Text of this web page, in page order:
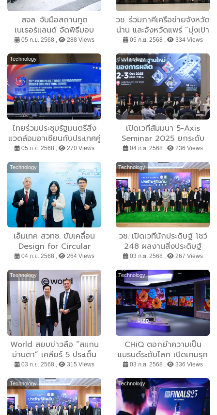
สจล. จับมือสถานทูต
เนเธอร์แลนด์ จัดพิธีมอบ
“น้องวัว” สัญลักษณ์แห่ง
ด้านเกษตร นวัตกรรม และ
ความยั่งยืนในอนาคต
05 ก.ย. 2568 , 288 Views
วช. ร่วมภาคีเครือข่ายจังหวัด
น่าน และจังหวัดแพร่ “มุ่งเป้า
อนาคตประเทศไทยเพื่อ
ด้วยวิจัยและนวัตกรรม
05 ก.ย. 2568 , 334 Views
Technology
ไทยร่วมประชุมรัฐมนตรีสิ่ง
แวดล้อมอาเซียนกับประเทศคู่
เจรจา ย้ำความร่วมมือแก้
climate change
05 ก.ย. 2568 , 270 Views
Technology
เปิดเวทีสัมมนา 5-Axis
Seminar 2025 ยกระดับ
มาตรฐานการผลิตชิ้นส่วน
ชิ้นส่วนเร่งปรับตัวรับการ
ผลิตป้อนอุตสาหกรรม
อนาคต ด้านภาครัฐร่วมอัด
มาตรการภาษีหนุนลงทุน
เทคโนโลยี-เครื่องจักร
อัตโนมัติ
04 ก.ย. 2568 , 236 Views
Technology
เอ็มเทค สวทช. ขับเคลื่อน
Design for Circular
Economy “คิดก่อนทำ” สู่
โมเดลธุรกิจยั่งยืน
04 ก.ย. 2568 , 264 Views
Technology
วช. เปิดเวทีนักประดิษฐ์ โชว์
248 ผลงานสิ่งประดิษฐ์
เตรียมนำเสนอผลงานที่ได้รับ
รางวัลการวิจัยแห่งชาติสู่
งานวันนักประดิษฐ์ 2569
03 ก.ย. 2568 , 267 Views
Technology
World สยบข่าวลือ “สแกน
ม่านตา” เคลียร์ 5 ประเด็น
สำคัญที่เข้าใจผิด - ประกาศ
เป็นศัตรูกับมิจฉาชีพ
03 ก.ย. 2568 , 315 Views
Technology
CHiQ ตอกย้ำความเป็น
แบรนด์ระดับโลก เปิดเกมรุก
ตลาดไทยปลายปี 2025
ด้วยนวัตกรรมเครื่องใช้ไฟฟ้า
อัจฉริยะ และความร่วมมือกับ
Global House
03 ก.ย. 2568 , 336 Views
Technology Technology